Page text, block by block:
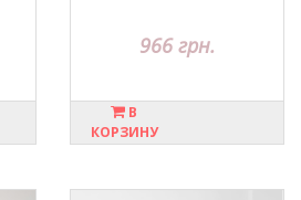
966 грн.
В
КОРЗИНУ